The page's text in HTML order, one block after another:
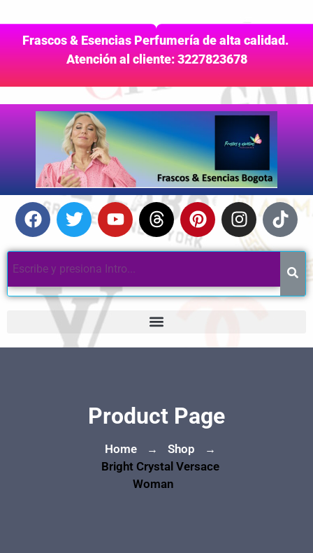
Frascos & Esencias Perfumería de alta calidad.
Atención al cliente: 3227823678
Product Page
Home → Shop →
Bright Crystal Versace
Woman